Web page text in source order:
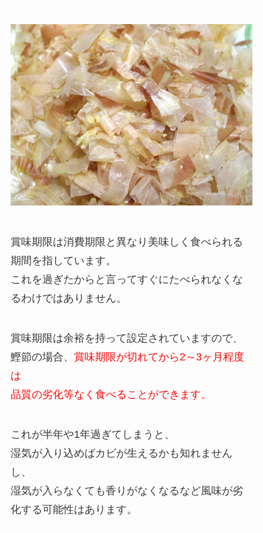
賞味期限は消費期限と異なり美味しく食べられる
期間を指しています。
これを過ぎたからと言ってすぐにたべられなくな
るわけではありません。
賞味期限は余裕を持って設定されていますので、
鰹節の場合、 賞味期限が切れてから2～3ヶ月程度
は
品質の劣化等なく食べることができます。
これが半年や1年過ぎてしまうと、
湿気が入り込めばカビが生えるかも知れません
し、
湿気が入らなくても香りがなくなるなど風味が劣
化する可能性はあります。